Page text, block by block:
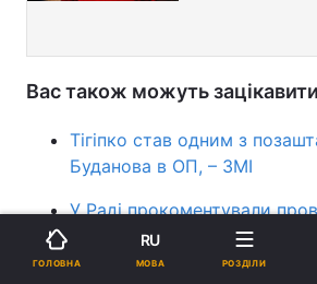
Вас також можуть
Тігіпко став одним з
Буданова в ОП, – ЗМІ
У Раді прокоментували
під час перемир’я
ГОЛОВНА
RU
МОВА РОЗДІЛИ